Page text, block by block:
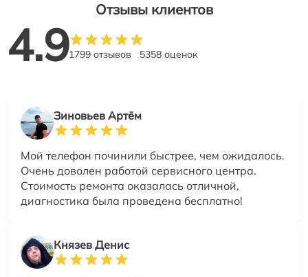
Отзывы клиентов
4.91799 отзывов 5358 оценок
Зиновьев Артём
Мой телефон починили быстрее, чем ожидалось.
Очень доволен работой сервисного центра.
Стоимость ремонта оказалась отличной,
диагностика была проведена бесплатно!
Князев Денис